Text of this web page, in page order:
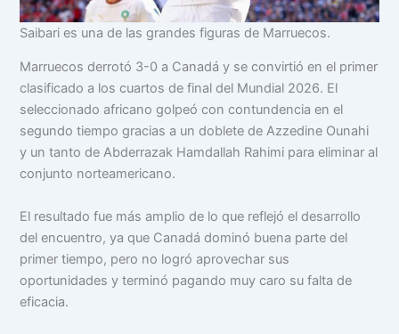
Saibari es una de las grandes figuras de Marruecos.
Marruecos derrotó 3-0 a Canadá y se convirtió en el primer
clasificado a los cuartos de final del Mundial 2026. El
seleccionado africano golpeó con contundencia en el
segundo tiempo gracias a un doblete de Azzedine Ounahi
y un tanto de Abderrazak Hamdallah Rahimi para eliminar al
conjunto norteamericano.
El resultado fue más amplio de lo que reflejó el desarrollo
del encuentro, ya que Canadá dominó buena parte del
primer tiempo, pero no logró aprovechar sus
oportunidades y terminó pagando muy caro su falta de
eficacia.